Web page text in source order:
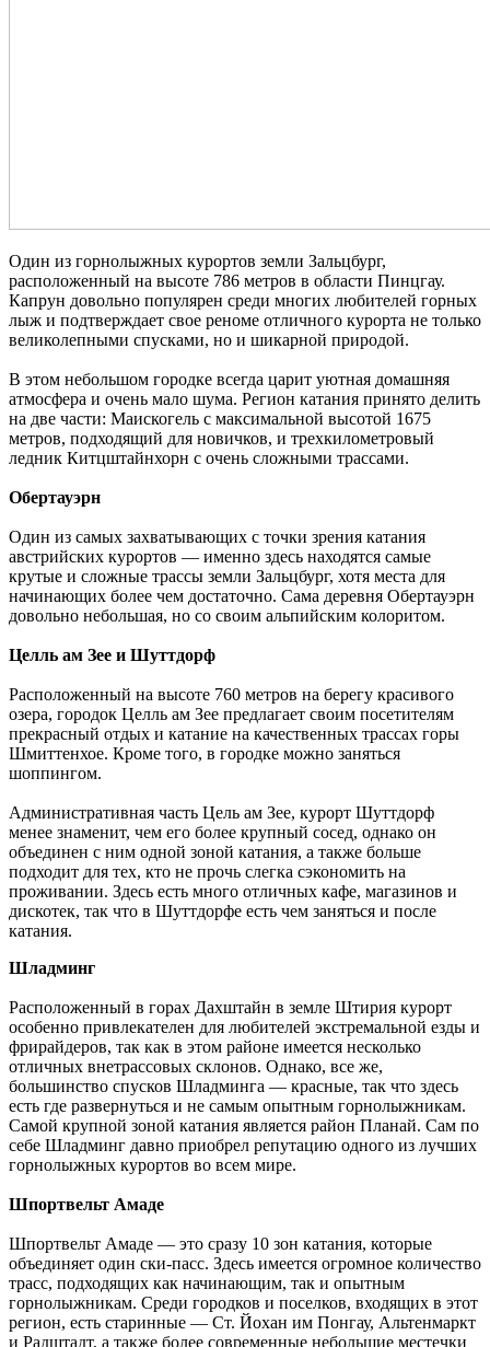
Один из горнолыжных курортов земли Зальцбург,
расположенный на высоте 786 метров в области Пинцгау.
Капрун довольно популярен среди многих любителей горных
лыж и подтверждает свое реноме отличного курорта не только
великолепными спусками, но и шикарной природой.
В этом небольшом городке всегда царит уютная домашняя
атмосфера и очень мало шума. Регион катания принято делить
на две части: Маискогель с максимальной высотой 1675
метров, подходящий для новичков, и трехкилометровый
ледник Китцштайнхорн с очень сложными трассами.
Обертауэрн
Один из самых захватывающих с точки зрения катания
австрийских курортов — именно здесь находятся самые
крутые и сложные трассы земли Зальцбург, хотя места для
начинающих более чем достаточно. Сама деревня Обертауэрн
довольно небольшая, но со своим альпийским колоритом.
Целль ам Зее и Шуттдорф
Расположенный на высоте 760 метров на берегу красивого
озера, городок Целль ам Зее предлагает своим посетителям
прекрасный отдых и катание на качественных трассах горы
Шмиттенхое. Кроме того, в городке можно заняться
шоппингом.
Административная часть Цель ам Зее, курорт Шуттдорф
менее знаменит, чем его более крупный сосед, однако он
объединен с ним одной зоной катания, а также больше
подходит для тех, кто не прочь слегка сэкономить на
проживании. Здесь есть много отличных кафе, магазинов и
дискотек, так что в Шуттдорфе есть чем заняться и после
катания.
Шладминг
Расположенный в горах Дахштайн в земле Штирия курорт
особенно привлекателен для любителей экстремальной езды и
фрирайдеров, так как в этом районе имеется несколько
отличных внетрассовых склонов. Однако, все же,
большинство спусков Шладминга — красные, так что здесь
есть где развернуться и не самым опытным горнолыжникам.
Самой крупной зоной катания является район Планай. Сам по
себе Шладминг давно приобрел репутацию одного из лучших
горнолыжных курортов во всем мире.
Шпортвельт Амаде
Шпортвельт Амаде — это сразу 10 зон катания, которые
объединяет один ски-пасс. Здесь имеется огромное количество
трасс, подходящих как начинающим, так и опытным
горнолыжникам. Среди городков и поселков, входящих в этот
регион, есть старинные — Ст. Йохан им Понгау, Альтенмаркт
и Радштадт, а также более современные небольшие местечки